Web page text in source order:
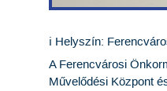
ℹ Helyszín:
A Ferencvárosi
Művelődési Központ